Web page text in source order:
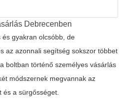
Debrecenben
gyakran olcsóbb, de
az azonnali segítség sokszor többet
boltban történő személyes vásárlás
módszernek megvannak az
és a sürgősséget.